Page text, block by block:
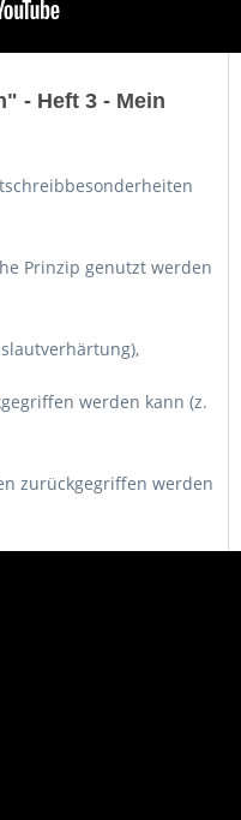
- Heft 3 - Mein
genutzt werden
werden kann (z.
werden